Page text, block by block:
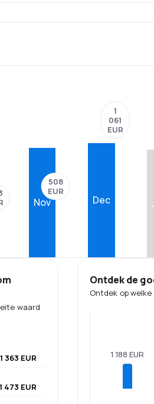
Nov
508
EUR
Dec
1
061
EUR
waard
1 363 EUR
473 EUR
Ontdek de
Ontdek op
1 188 EUR